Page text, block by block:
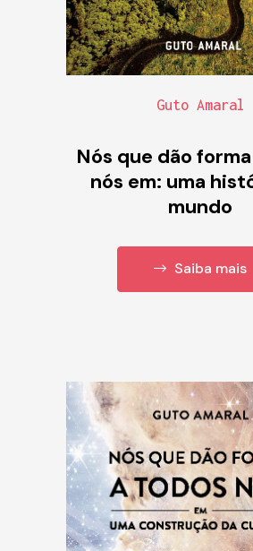
Guto Amaral
Nós que dão
nós em: uma
mundo
Saiba mais